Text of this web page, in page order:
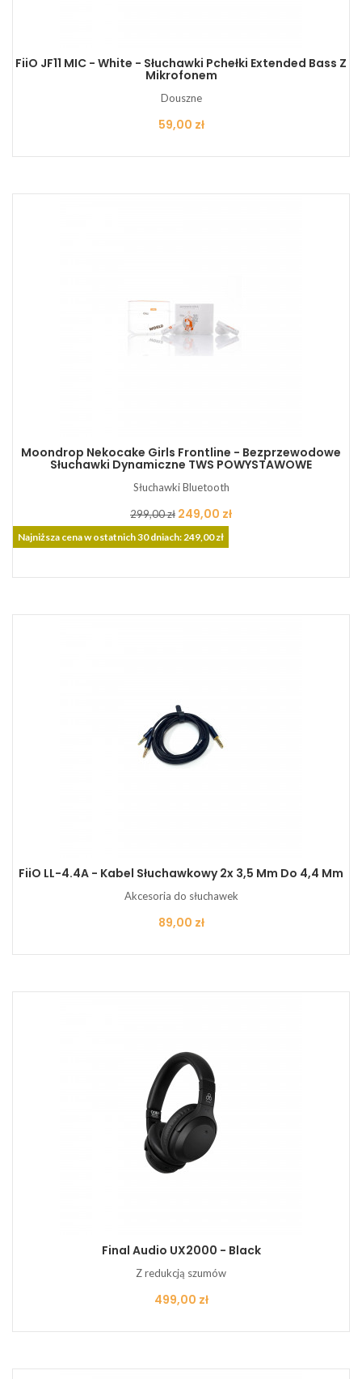
FiiO JF11 MIC - White - Słuchawki Pchełki Extended Bass Z
Mikrofonem
Douszne
Cena
59,00 zł
Moondrop Nekocake Girls Frontline - Bezprzewodowe
Słuchawki Dynamiczne TWS POWYSTAWOWE
Słuchawki Bluetooth
Cena
podstawowa
299,00 zł Cena
249,00 zł
Najniższa cena w ostatnich 30 dniach: 249,00 zł
FiiO LL-4.4A - Kabel Słuchawkowy 2x 3,5 Mm Do 4,4 Mm
Akcesoria do słuchawek
Cena
89,00 zł
Final Audio UX2000 - Black
Z redukcją szumów
Cena
499,00 zł